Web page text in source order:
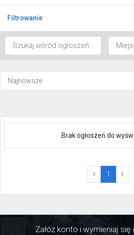
Filtrowanie
Brak ogłoszeń do
1 (current)
Załóż konto i wymieniaj się